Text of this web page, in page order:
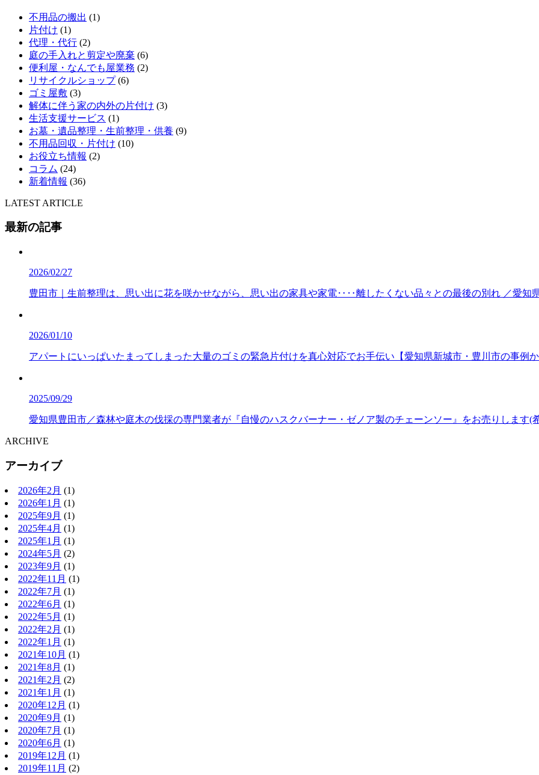
不用品の搬出 (1)
片付け (1)
代理・代行 (2)
庭の手入れと剪定や廃棄 (6)
便利屋・なんでも屋業務 (2)
リサイクルショップ(6)
ゴミ屋敷 (3)
解体に伴う家の内外の片付け (3)
生活支援サービス (1)
お墓・遺品整理・生前整理・供養 (9)
不用品回収・片付け (10)
お役立ち情報 (2)
コラム (24)
新着情報 (36)
LATEST ARTICLE
最新の記事
2026/02/27
豊田市｜生前整理は、思い出に花を咲かせながら、思い出の家具や家電‥‥離したくない品々との最後の別れ ／愛知
2026/01/10
アパートにいっぱいたまってしまった大量のゴミの緊急片付けを真心対応でお手伝い【愛知県新城市・豊川市の事例か
2025/09/29
愛知県豊田市／森林や庭木の伐採の専門業者が『自慢のハスクバーナー・ゼノア製のチェーンソー』をお売りします(
ARCHIVE
アーカイブ
2026年2月 (1)
2026年1月 (1)
2025年9月 (1)
2025年4月 (1)
2025年1月 (1)
2024年5月 (2)
2023年9月 (1)
2022年11月 (1)
2022年7月 (1)
2022年6月 (1)
2022年5月 (1)
2022年2月 (1)
2022年1月 (1)
2021年10月 (1)
2021年8月 (1)
2021年2月 (2)
2021年1月 (1)
2020年12月 (1)
2020年9月 (1)
2020年7月 (1)
2020年6月 (1)
2019年12月 (1)
2019年11月 (2)